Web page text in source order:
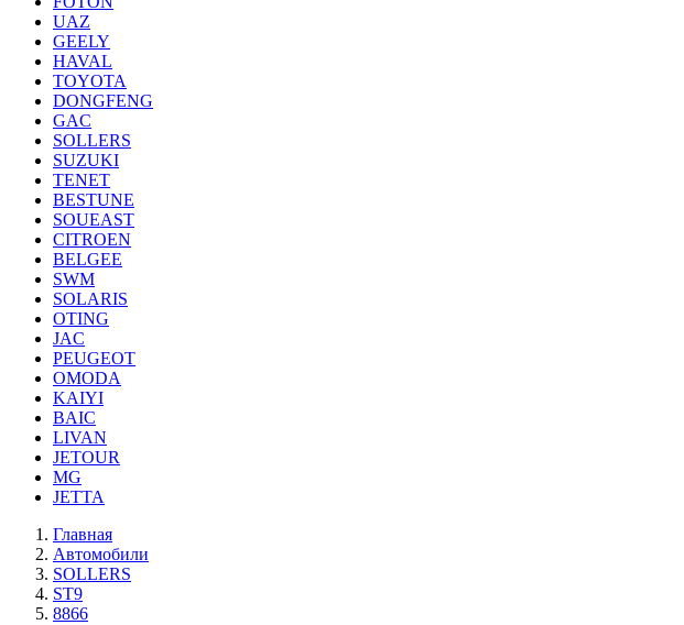
UAZ
GEELY
HAVAL
TOYOTA
DONGFENG
GAC
SOLLERS
SUZUKI
TENET
BESTUNE
SOUEAST
CITROEN
BELGEE
SWM
SOLARIS
OTING
JAC
PEUGEOT
OMODA
KAIYI
BAIC
LIVAN
JETOUR
MG
JETTA
Главная
Автомобили
SOLLERS
ST9
8866